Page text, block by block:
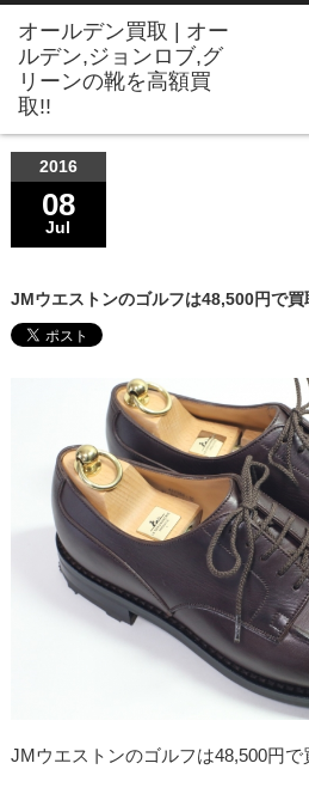
2016
08
Jul
JMウエストンのゴルフは48,500円で買
JMウエストンのゴルフは48,500円で